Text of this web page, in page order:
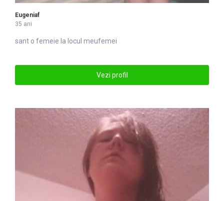
Eugeniaf
35 ani
sant o femeie la locul meufemei
Vezi profil